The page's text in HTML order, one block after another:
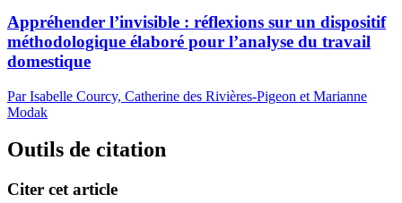
Appréhender l’invisible : réflexions sur un dispositif
méthodologique élaboré pour l’analyse du travail
domestique
Par Isabelle Courcy, Catherine des Rivières-Pigeon et Marianne
Modak
Outils de citation
Citer cet article